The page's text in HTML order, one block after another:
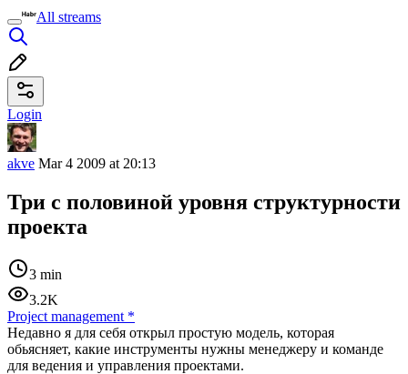
All streams
Login
akve Mar 4 2009 at 20:13
Три с половиной уровня структурности
проекта
3 min
3.2K
Project management *
Недавно я для себя открыл простую модель, которая
обьясняет, какие инструменты нужны менеджеру и команде
для ведения и управления проектами.